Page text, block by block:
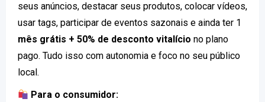
seus anúncios, destacar seus produtos, colocar vídeos,
usar tags, participar de eventos sazonais e ainda ter 1
mês grátis + 50% de desconto vitalício no plano
pago. Tudo isso com autonomia e foco no seu público
local.
Para o consumidor: